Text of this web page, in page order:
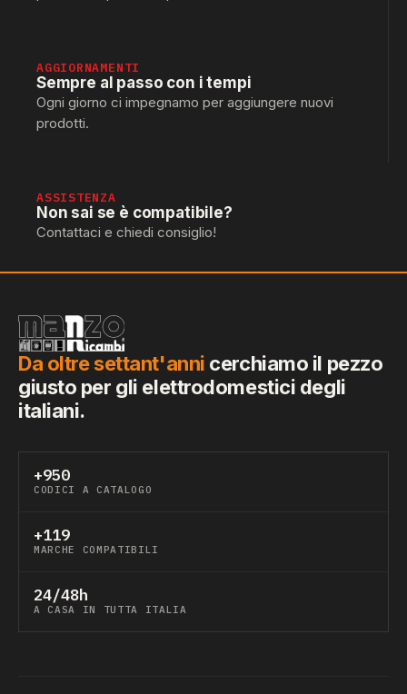
AGGIORNAMENTI
Sempre al passo con i tempi
Ogni giorno ci impegnamo per aggiungere nuovi
prodotti.
ASSISTENZA
Non sai se è compatibile?
Contattaci e chiedi consiglio!
Da oltre settant'anni cerchiamo il pezzo
giusto per gli elettrodomestici degli
italiani.
+950
CODICI A CATALOGO
+119
MARCHE COMPATIBILI
24/48h
A CASA IN TUTTA ITALIA